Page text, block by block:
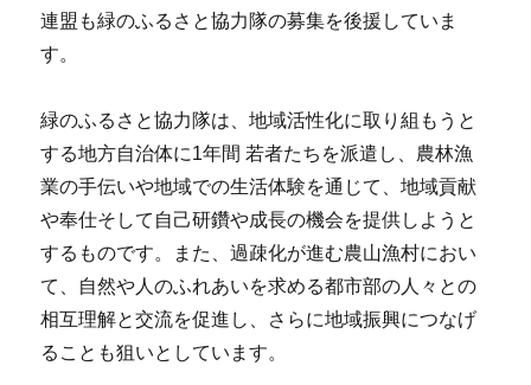
連盟も緑のふるさと協力隊の募集を後援していま
す。
緑のふるさと協力隊は、地域活性化に取り組もうと
する地方自治体に1年間 若者たちを派遣し、農林漁
業の手伝いや地域での生活体験を通じて、地域貢献
や奉仕そして自己研鑽や成長の機会を提供しようと
するものです。また、過疎化が進む農山漁村におい
て、自然や人のふれあいを求める都市部の人々との
相互理解と交流を促進し、さらに地域振興につなげ
ることも狙いとしています。